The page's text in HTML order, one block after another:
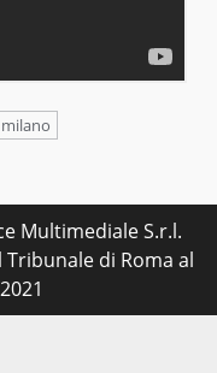
milano
Multimediale S.r.l.
di Roma al